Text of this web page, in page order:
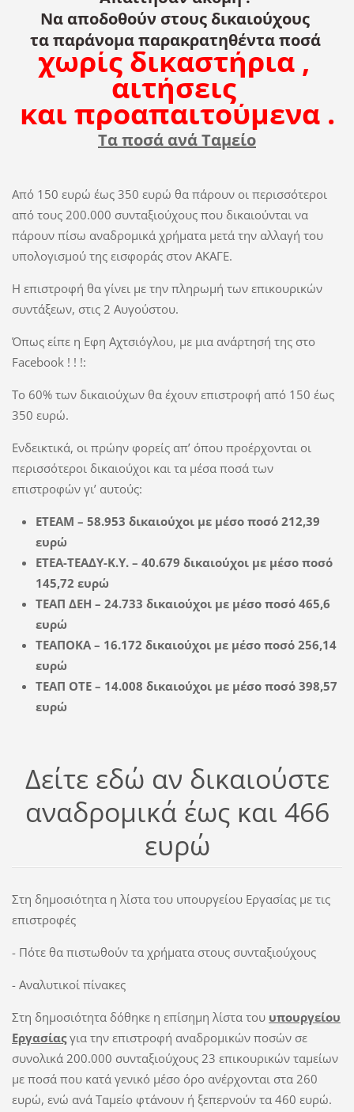
Nα αποδοθούν στους δικαιούχους
τα παράνομα παρακρατηθέντα ποσά
χωρίς δικαστήρια ,
αιτήσεις
και προαπαιτούμενα .
Τα ποσά ανά Ταμείο
Από 150 ευρώ έως 350 ευρώ θα πάρουν οι περισσότεροι
από τους 200.000 συνταξιούχους που δικαιούνται να
πάρουν πίσω αναδρομικά χρήματα μετά την αλλαγή του
υπολογισμού της εισφοράς στον ΑΚΑΓΕ.
Η επιστροφή θα γίνει με την πληρωμή των επικουρικών
συντάξεων, στις 2 Αυγούστου.
Όπως είπε η Εφη Αχτσιόγλου, με μια ανάρτησή της στο
Facebook ! ! !:
Το 60% των δικαιούχων θα έχουν επιστροφή από 150 έως
350 ευρώ.
Ενδεικτικά, οι πρώην φορείς απ’ όπου προέρχονται οι
περισσότεροι δικαιούχοι και τα μέσα ποσά των
επιστροφών γι’ αυτούς:
ΕΤΕΑΜ – 58.953 δικαιούχοι με μέσο ποσό 212,39
ευρώ
ΕΤΕΑ-ΤΕΑΔΥ-Κ.Υ. – 40.679 δικαιούχοι με μέσο ποσό
145,72 ευρώ
ΤΕΑΠ ΔΕΗ – 24.733 δικαιούχοι με μέσο ποσό 465,6
ευρώ
ΤΕΑΠΟΚΑ – 16.172 δικαιούχοι με μέσο ποσό 256,14
ευρώ
ΤΕΑΠ ΟΤΕ – 14.008 δικαιούχοι με μέσο ποσό 398,57
ευρώ
Δείτε εδώ αν δικαιούστε
αναδρομικά έως και 466
ευρώ
Στη δημοσιότητα η λίστα του υπουργείου Εργασίας με τις
επιστροφές
- Πότε θα πιστωθούν τα χρήματα στους συνταξιούχους
- Αναλυτικοί πίνακες
Στη δημοσιότητα δόθηκε η επίσημη λίστα του υπουργείου
Εργασίας για την επιστροφή αναδρομικών ποσών σε
συνολικά 200.000 συνταξιούχους 23 επικουρικών ταμείων
με ποσά που κατά γενικό μέσο όρο ανέρχονται στα 260
ευρώ, ενώ ανά Ταμείο φτάνουν ή ξεπερνούν τα 460 ευρώ.